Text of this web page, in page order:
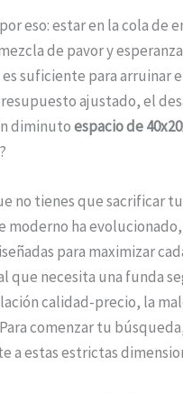
eso: estar en la cola de
de pavor y
suficiente para arruinar
ajustado, el
diminutoespacio de
no tienes que sacrificar
ha evolucionado,
para maximizar
que necesita una funda
calidad-precio, la
comenzar tu
a estas estrictas